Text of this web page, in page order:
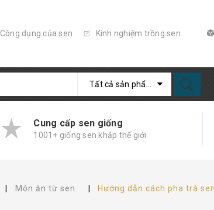
Công dụng của sen Kinh nghiệm trồng sen
Cung cấp sen giống
1001+ giống sen khắp thế giới
Món ăn từ sen Hướng dẫn cách pha trà sen